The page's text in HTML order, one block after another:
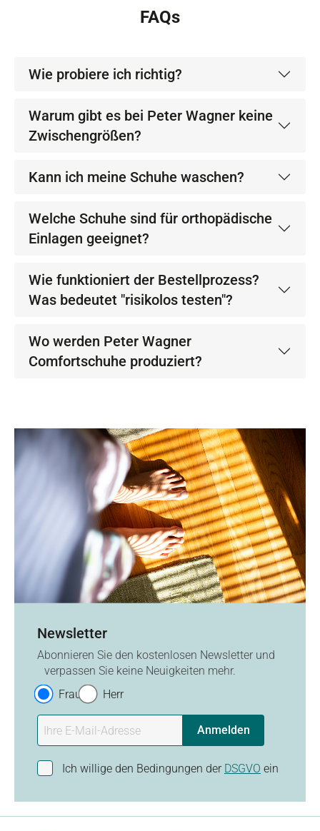
FAQs
Wie probiere ich richtig?
Warum gibt es bei Peter Wagner keine
Zwischengrößen?
Kann ich meine Schuhe waschen?
Welche Schuhe sind für orthopädische
Einlagen geeignet?
Wie funktioniert der Bestellprozess?
Was bedeutet "risikolos testen"?
Wo werden Peter Wagner
Comfortschuhe produziert?
Newsletter
Abonnieren Sie den kostenlosen Newsletter und
verpassen Sie keine Neuigkeiten mehr.
Frau
Herr
Anmelden
Ich willige den Bedingungen der DSGVO ein